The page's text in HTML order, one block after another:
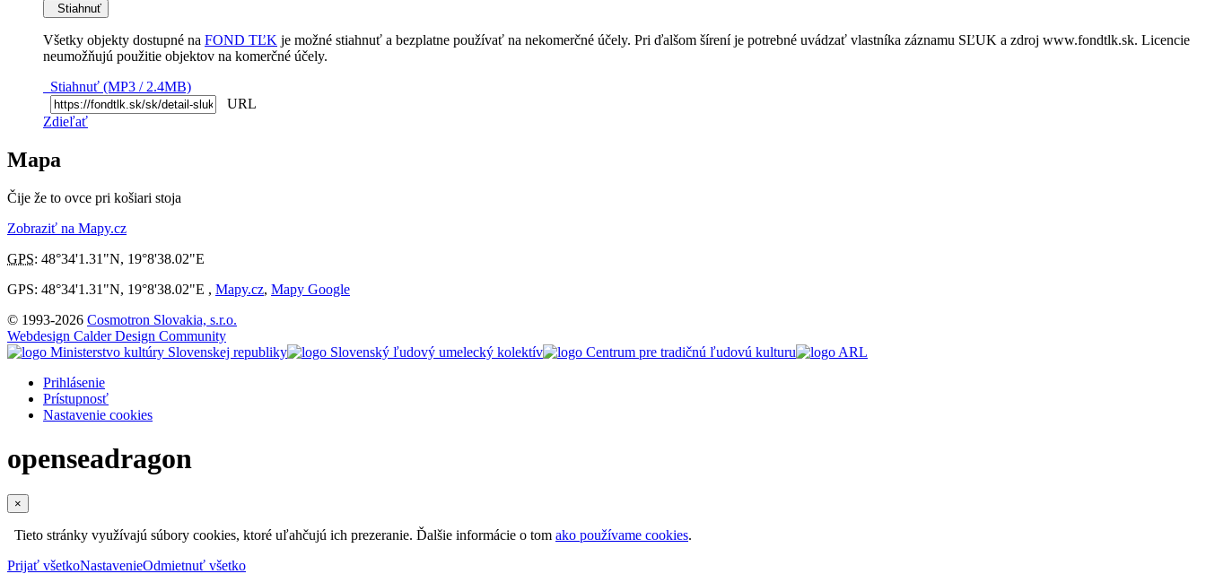
Stiahnuť
Všetky objekty dostupné na FOND TĽK je možné stiahnuť a bezplatne používať na nekomerčné účely. Pri ďalšom šírení je potrebné uvádzať vlastníka záznamu SĽUK a zdroj www.fondtlk.sk. Licencie
neumožňujú použitie objektov na komerčné účely.
Stiahnuť (MP3 / 2.4MB)
URL
Zdieľať
Mapa
Čije že to ovce pri košiari stoja
Zobraziť na Mapy.cz
GPS: 48°34'1.31"N, 19°8'38.02"E
GPS: 48°34'1.31"N, 19°8'38.02"E , Mapy.cz, Mapy Google
© 1993-2026 Cosmotron Slovakia, s.r.o.
Webdesign Calder Design Community
Prihlásenie
Prístupnosť
Nastavenie cookies
openseadragon
×
Tieto stránky využívajú súbory cookies, ktoré uľahčujú ich prezeranie. Ďalšie informácie o tom ako používame cookies.
Prijať všetkoNastavenieOdmietnuť všetko